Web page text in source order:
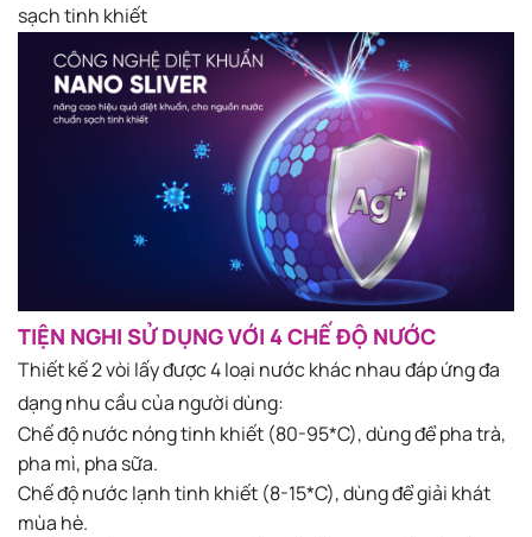
sạch tinh khiết
TIỆN NGHI SỬ DỤNG VỚI 4 CHẾ ĐỘ NƯỚC​
Thiết kế 2 vòi lấy được 4 loại nước khác nhau đáp ứng đa
dạng nhu cầu của người dùng:​
Chế độ nước nóng tinh khiết (80-95*C), dùng để pha trà,
pha mì, pha sữa. ​
Chế độ nước lạnh tinh khiết (8-15*C), dùng để giải khát
mùa hè​. ​